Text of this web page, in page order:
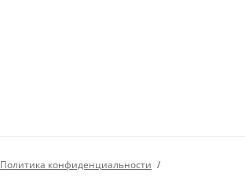
Политика конфиденциальности